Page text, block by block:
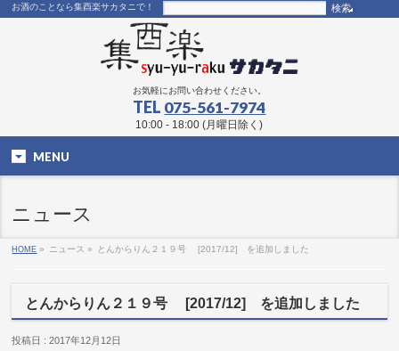
お酒のことなら集酉楽サカタニで！
お気軽にお問い合わせください。
TEL 075-561-7974
10:00 - 18:00 (月曜日除く)
MENU
ニュース
HOME » ニュース » とんからりん２１９号 [2017/12] を追加しました
とんからりん２１９号 [2017/12] を追加しました
投稿日 : 2017年12月12日